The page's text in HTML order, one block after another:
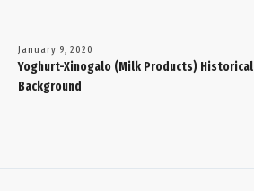
January 9, 2020
Yoghurt-Xinogalo (Milk Products) Historical
Background